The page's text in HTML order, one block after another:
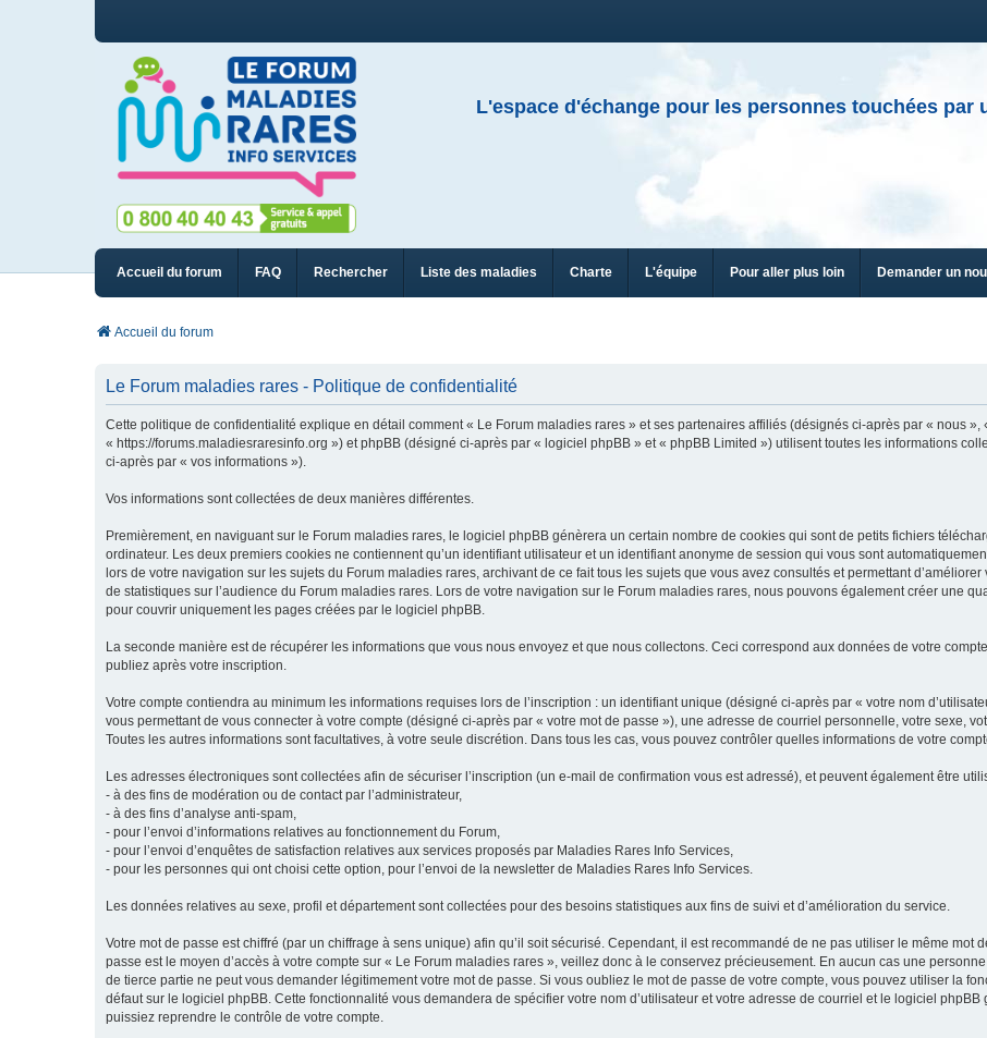
L'espace d'échange pour les personnes touchées par
Accueil du forum FAQ Rechercher Liste des maladies Charte L'équipe Pour aller plus loin Demander un
Accueil du forum
Le Forum maladies rares - Politique de confidentialité
Cette politique de confidentialité explique en détail comment « Le Forum maladies rares » et ses partenaires affiliés (désignés ci-après par « nous »,
« https://forums.maladiesraresinfo.org ») et phpBB (désigné ci-après par « logiciel phpBB » et « phpBB Limited ») utilisent toutes les informations
ci-après par « vos informations »).
Vos informations sont collectées de deux manières différentes.
Premièrement, en naviguant sur le Forum maladies rares, le logiciel phpBB génèrera un certain nombre de cookies qui sont de petits fichiers
ordinateur. Les deux premiers cookies ne contiennent qu’un identifiant utilisateur et un identifiant anonyme de session qui vous sont
lors de votre navigation sur les sujets du Forum maladies rares, archivant de ce fait tous les sujets que vous avez consultés et permettant
de statistiques sur l’audience du Forum maladies rares. Lors de votre navigation sur le Forum maladies rares, nous pouvons également créer une
pour couvrir uniquement les pages créées par le logiciel phpBB.
La seconde manière est de récupérer les informations que vous nous envoyez et que nous collectons. Ceci correspond aux données de votre
publiez après votre inscription.
Votre compte contiendra au minimum les informations requises lors de l’inscription : un identifiant unique (désigné ci-après par « votre nom
vous permettant de vous connecter à votre compte (désigné ci-après par « votre mot de passe »), une adresse de courriel personnelle, votre sexe,
Toutes les autres informations sont facultatives, à votre seule discrétion. Dans tous les cas, vous pouvez contrôler quelles informations de votre
Les adresses électroniques sont collectées afin de sécuriser l’inscription (un e-mail de confirmation vous est adressé), et peuvent également être
- à des fins de modération ou de contact par l’administrateur,
- à des fins d’analyse anti-spam,
- pour l’envoi d’informations relatives au fonctionnement du Forum,
- pour l’envoi d’enquêtes de satisfaction relatives aux services proposés par Maladies Rares Info Services,
- pour les personnes qui ont choisi cette option, pour l’envoi de la newsletter de Maladies Rares Info Services.
Les données relatives au sexe, profil et département sont collectées pour des besoins statistiques aux fins de suivi et d’amélioration du service.
Votre mot de passe est chiffré (par un chiffrage à sens unique) afin qu’il soit sécurisé. Cependant, il est recommandé de ne pas utiliser le même mot
passe est le moyen d’accès à votre compte sur « Le Forum maladies rares », veillez donc à le conservez précieusement. En aucun cas une
de tierce partie ne peut vous demander légitimement votre mot de passe. Si vous oubliez le mot de passe de votre compte, vous pouvez utiliser la
défaut sur le logiciel phpBB. Cette fonctionnalité vous demandera de spécifier votre nom d’utilisateur et votre adresse de courriel et le logiciel
puissiez reprendre le contrôle de votre compte.